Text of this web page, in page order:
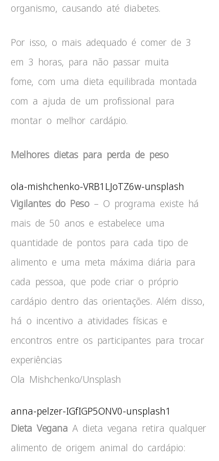
organismo, causando até diabetes.
Por isso, o mais adequado é comer de 3
em 3 horas, para não passar muita
fome, com uma dieta equilibrada montada
com a ajuda de um profissional para
montar o melhor cardápio.
Melhores dietas para perda de peso
ola-mishchenko-VRB1LJoTZ6w-unsplash
Vigilantes do Peso – O programa existe há
mais de 50 anos e estabelece uma
quantidade de pontos para cada tipo de
alimento e uma meta máxima diária para
cada pessoa, que pode criar o próprio
cardápio dentro das orientações. Além disso,
há o incentivo a atividades físicas e
encontros entre os participantes para trocar
experiências
Ola Mishchenko/Unsplash
anna-pelzer-IGfIGP5ONV0-unsplash1
Dieta Vegana A dieta vegana retira qualquer
alimento de origem animal do cardápio: